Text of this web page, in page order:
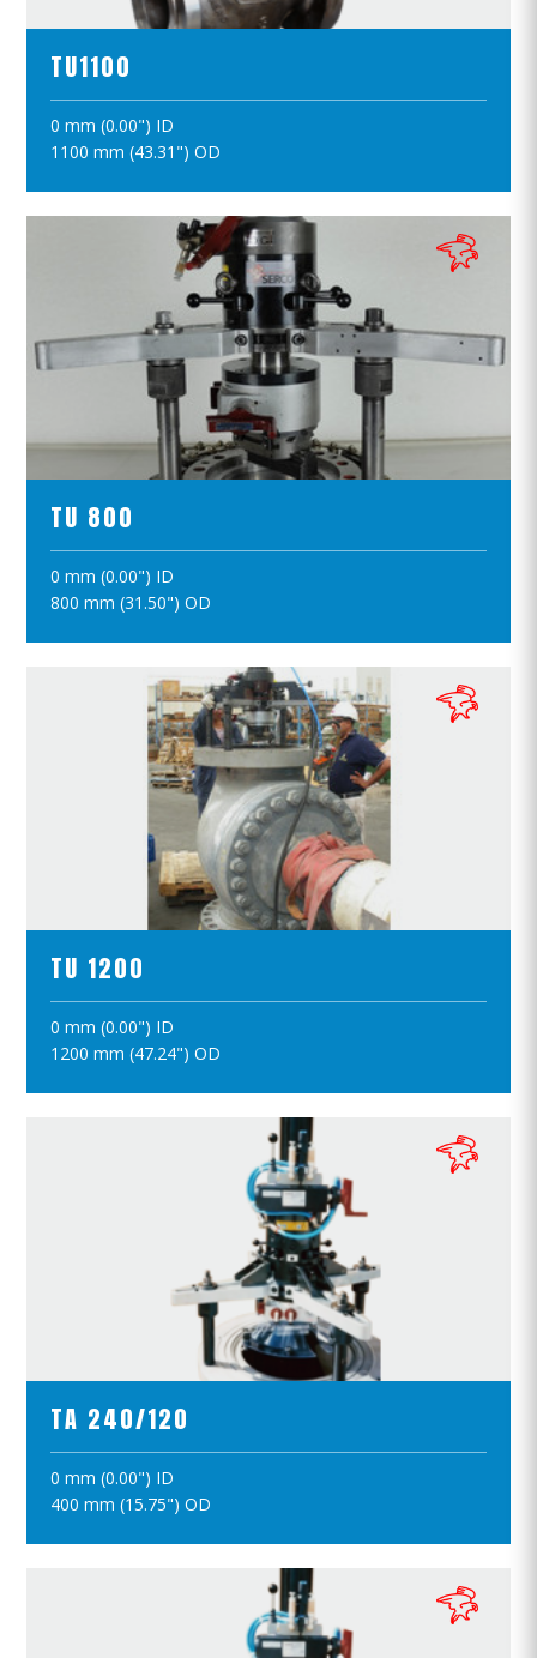
TU1100
0 mm (0.00") ID
1100 mm (43.31") OD
ПОЛОЖИТЪ В КОРЗИНУ
TU 800
0 mm (0.00") ID
800 mm (31.50") OD
ПРОСМОТР ПРОДУКТОВ
ПОЛОЖИТЪ В КОРЗИНУ
TU 1200
0 mm (0.00") ID
1200 mm (47.24") OD
ПРОСМОТР ПРОДУКТОВ
ПОЛОЖИТЪ В КОРЗИНУ
TA 240/120
0 mm (0.00") ID
400 mm (15.75") OD
ПРОСМОТР ПРОДУКТОВ
ПОЛОЖИТЪ В КОРЗИНУ